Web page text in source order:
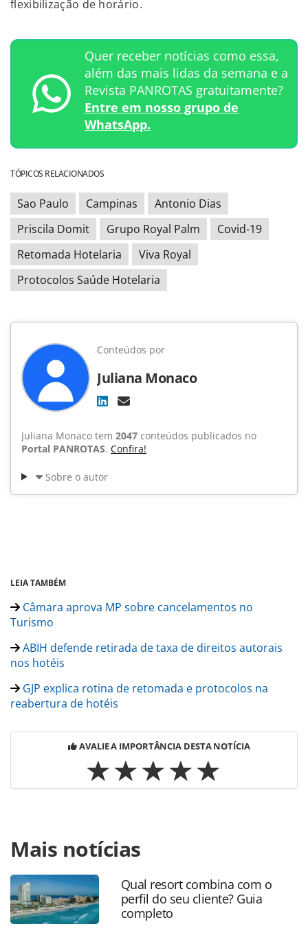
flexibilização de horário.
Quer receber notícias como essa,
além das mais lidas da semana e a
Revista PANROTAS gratuitamente?
Entre em nosso grupo de
WhatsApp.
TÓPICOS RELACIONADOS
Sao Paulo Campinas
Antonio Dias
Priscila Domit
Grupo Royal Palm
Covid-19
Retomada Hotelaria
Viva Royal
Protocolos Saúde Hotelaria
Conteúdos por
Juliana Monaco
Juliana Monaco tem 2047 conteúdos publicados no
Portal PANROTAS. Confira!
Sobre o autor
LEIA TAMBÉM
Câmara aprova MP sobre cancelamentos no
Turismo
ABIH defende retirada de taxa de direitos autorais
nos hotéis
GJP explica rotina de retomada e protocolos na
reabertura de hotéis
AVALIE A IMPORTÂNCIA DESTA NOTÍCIA
https://www.panrotas.com.br/hotelaria/mercado/2020/
royal-palm-lanca-proposta-inedita-para-a-
reabertura_175511.html ou as ferramentas oferecidas na
página. Todo o conteúdo produzido pela PANROTAS
Editora é protegido pela legislação brasileira sobre direito
autoral. Não reproduza o conteúdo sem autorização da
Mais notícias
Qual resort combina com o
perfil do seu cliente? Guia
completo